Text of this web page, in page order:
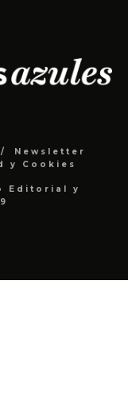
Newsletter
y Cookies
Editorial y